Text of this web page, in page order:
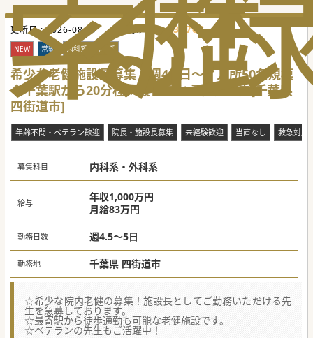
【職場環境と雰囲気】
■本院も含めて医師同士のカンファレンスやSlackでの相談
体制を構築。気軽にご質問や情報共有ができる風通しの良い
環境です。
■院長は本院で長く常勤勤務をされてきた方でとても温厚な
先生です。訪問診療のご経験も豊富な方ですのでご安心下さ
い。
■医師に限らず、看護師や職員・スタッフも30～40代と若
く、フットワークの軽い風土です。メリハリある働き方が可
能です。
【具体的な業務内容】
■看護師もしくは医療アシスタント、ドライバーとの3名体
で幅広く、様々な症状や疾患、その症例を経験頂けます。
■土日祝は完全オフになります。夜間や週末のOCについて
す。
更新日 :2026-08-07 医師求人ID :731763
NEW 常勤 内科系・外科系
希少な老健施設長募集｜週4.5日～｜入所50名規模
◆千葉駅から20分程＋最寄りから徒歩圏内[千葉県
四街道市]
年齢不問・ベテラン歓迎 院長・施設長募集 未経験歓迎 当直なし 救急対応
募集科目 内科系・外科系
給与
年収1,000万円
月給83万円
勤務日数 週4.5～5日
勤務地 千葉県 四街道市
☆希少な院内老健の募集！施設長としてご勤務いただける先
生を急募しております。
☆最寄駅から徒歩通勤も可能な老健施設です。
☆ベテランの先生もご活躍中！